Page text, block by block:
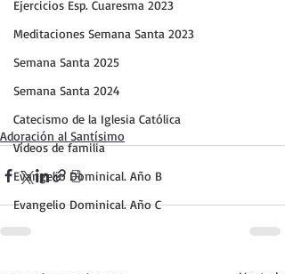
Ejercicios Esp. Cuaresma 2023
Meditaciones Semana Santa 2023
Semana Santa 2025
Semana Santa 2024
Catecismo de la Iglesia Católica
Vídeos de familia
Evangelio Dominical. Año B
Evangelio Dominical. Año C
Adoración al Santísimo